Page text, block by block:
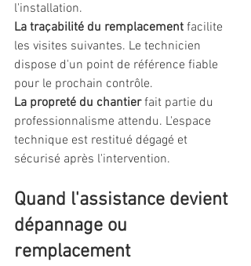
l'installation.
La traçabilité du remplacement facilite
les visites suivantes. Le technicien
dispose d'un point de référence fiable
pour le prochain contrôle.
La propreté du chantier fait partie du
professionnalisme attendu. L'espace
technique est restitué dégagé et
sécurisé après l'intervention.
Quand l'assistance devient
dépannage ou
remplacement